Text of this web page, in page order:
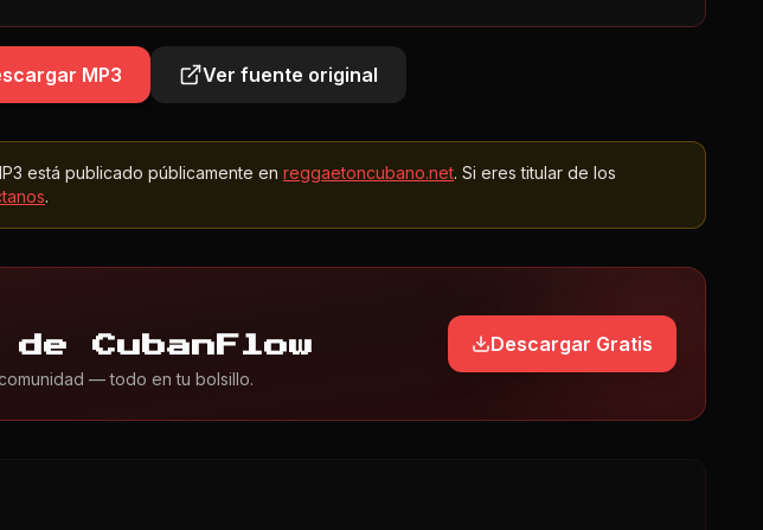
MP3 Ver fuente original
está publicado públicamente en reggaetoncubano.net. Si eres titular de los
.
CubanFlow
— todo en tu bolsillo.
Descargar Gratis